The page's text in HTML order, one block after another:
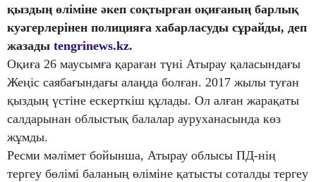
қыздың өліміне әкеп соқтырған оқиғаның барлық
куәгерлерінен полицияға хабарласуды сұрайды, деп
жазады tengrinews.kz.
Оқиға 26 маусымға қараған түні Атырау қаласындағы
Жеңіс саябағындағы алаңда болған. 2017 жылы туған
қыздың үстіне ескерткіш құлады. Ол алған жарақаты
салдарынан облыстық балалар ауруханасында көз
жұмды.
Ресми мәлімет бойынша, Атырау облысы ПД-нің
тергеу бөлімі баланың өліміне қатысты соталды тергеу